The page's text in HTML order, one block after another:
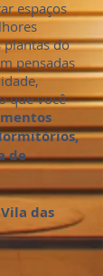
espaços
plantas do
pensadas
que você
de
das